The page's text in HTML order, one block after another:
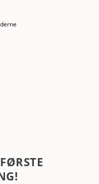
om senere på
og venlig